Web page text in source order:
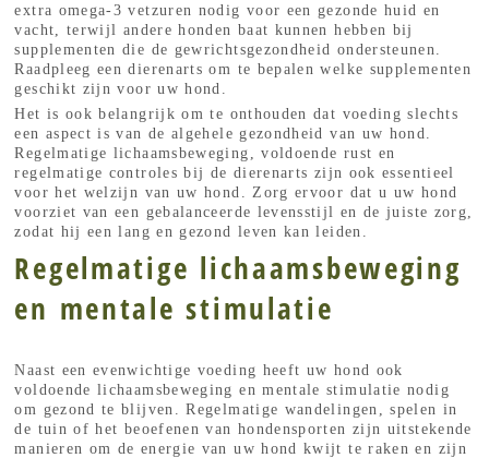
extra omega-3 vetzuren nodig voor een gezonde huid en
vacht, terwijl andere honden baat kunnen hebben bij
supplementen die de gewrichtsgezondheid ondersteunen.
Raadpleeg een dierenarts om te bepalen welke supplementen
geschikt zijn voor uw hond.
Het is ook belangrijk om te onthouden dat voeding slechts
een aspect is van de algehele gezondheid van uw hond.
Regelmatige lichaamsbeweging, voldoende rust en
regelmatige controles bij de dierenarts zijn ook essentieel
voor het welzijn van uw hond. Zorg ervoor dat u uw hond
voorziet van een gebalanceerde levensstijl en de juiste zorg,
zodat hij een lang en gezond leven kan leiden.
Regelmatige lichaamsbeweging
en mentale stimulatie
Naast een evenwichtige voeding heeft uw hond ook
voldoende lichaamsbeweging en mentale stimulatie nodig
om gezond te blijven. Regelmatige wandelingen, spelen in
de tuin of het beoefenen van hondensporten zijn uitstekende
manieren om de energie van uw hond kwijt te raken en zijn